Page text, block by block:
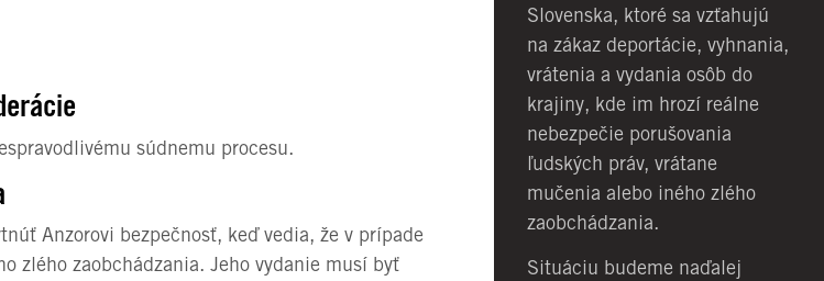
súdnemu procesu.
Anzorovi bezpečnosť, keď vedia, že v prípade
zlého zaobchádzania. Jeho vydanie musí byť
Slovenska, ktoré sa vzťahujú
na zákaz deportácie, vyhnania,
vrátenia a vydania osôb do
krajiny, kde im hrozí reálne
nebezpečie porušovania
ľudských práv, vrátane
mučenia alebo iného zlého
zaobchádzania.
Situáciu budeme naďalej